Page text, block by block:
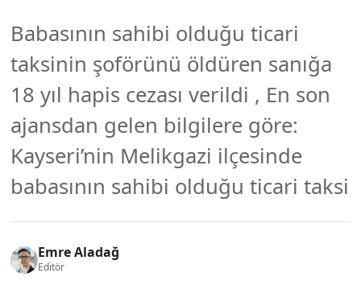
Babasının sahibi olduğu ticari
taksinin şoförünü öldüren sanığa
18 yıl hapis cezası verildi , En son
ajansdan gelen bilgilere göre:
Kayseri’nin Melikgazi ilçesinde
babasının sahibi olduğu ticari taksi
Emre Aladağ
Editör